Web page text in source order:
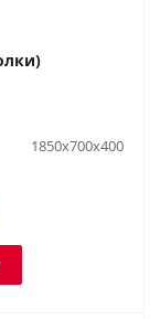
1850х700х400